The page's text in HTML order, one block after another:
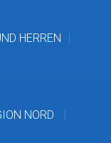
HERREN
NORD